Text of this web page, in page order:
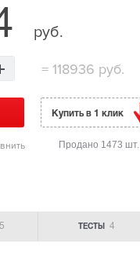
руб.
=118936 руб.
Купить в 1 клик
Продано 1473 шт.
ТЕСТЫ 4